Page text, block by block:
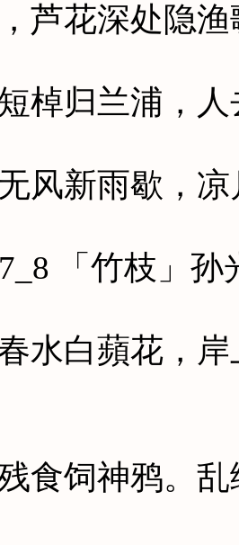
花深处隐渔
归兰浦，人
新雨歇，凉
「竹枝」孙
白蘋花，岸
饲神鸦。乱